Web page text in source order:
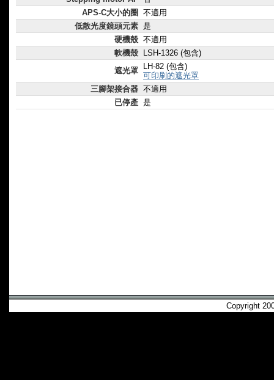
APS-C大小的圈
不適用
低散光度鏡頭元素 是
硬機殼 不適用
軟機殼
LSH-1326 (包含)
遮光罩
LH-82 (包含)
可印刷的遮光罩
三腳架接合器 不適用
已停產 是
Copyright